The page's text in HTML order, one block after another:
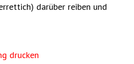
darüber reiben und
drucken